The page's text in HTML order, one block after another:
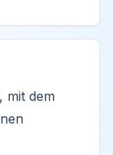
mit dem